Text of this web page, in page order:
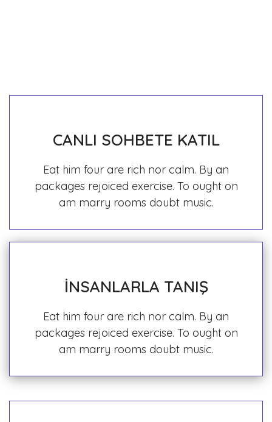
CANLI SOHBETE KATIL
Eat him four are rich nor calm. By an
packages rejoiced exercise. To ought on
am marry rooms doubt music.
İNSANLARLA TANIŞ
Eat him four are rich nor calm. By an
packages rejoiced exercise. To ought on
am marry rooms doubt music.